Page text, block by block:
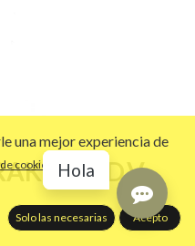
una mejor experiencia de
cookies
Solo las necesarias Acepto
Hola